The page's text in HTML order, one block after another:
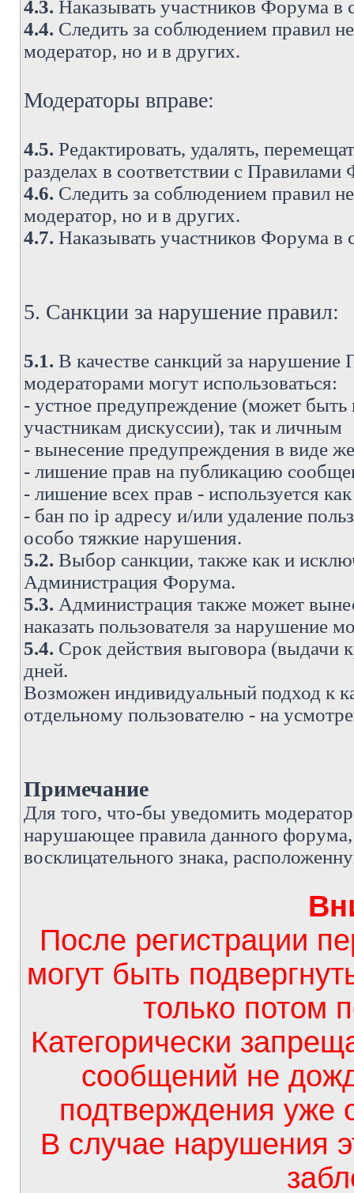
4.3. Наказывать участников Форума
4.4. Следить за соблюдением правил
модератор, но и в других.
Модераторы вправе:
4.5. Редактировать, удалять,
разделах в соответствии с
4.6. Следить за соблюдением правил
модератор, но и в других.
4.7. Наказывать участников Форума
5. Санкции за нарушение правил:
5.1. В качестве санкций за
модераторами могут использоваться:
- устное предупреждение (может
участникам дискуссии), так и личным
- вынесение предупреждения в виде
- лишение прав на публикацию
- лишение всех прав - используется
- бан по ip адресу и/или удаление
особо тяжкие нарушения.
5.2. Выбор санкции, также как и
Администрация Форума.
5.3. Администрация также может
наказать пользователя за
5.4. Срок действия выговора (выдачи
дней.
Возможен индивидуальный подход к
отдельному пользователю - на
Примечание
Для того, что-бы уведомить
нарушающее правила данного форума,
восклицательного знака,
После регистрации
могут быть
только потом
Категорически
сообщений не
подтверждения уже
В случае нарушения